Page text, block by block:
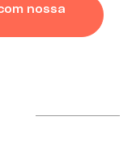
nossa